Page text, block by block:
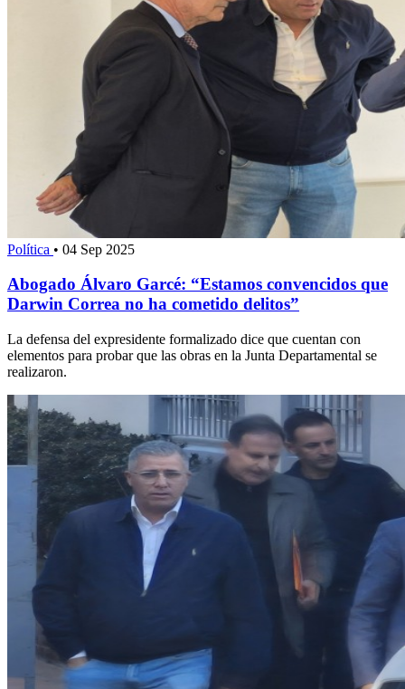
Política • 04 Sep 2025
Abogado Álvaro Garcé: “Estamos convencidos que
Darwin Correa no ha cometido delitos”
La defensa del expresidente formalizado dice que cuentan con
elementos para probar que las obras en la Junta Departamental se
realizaron.